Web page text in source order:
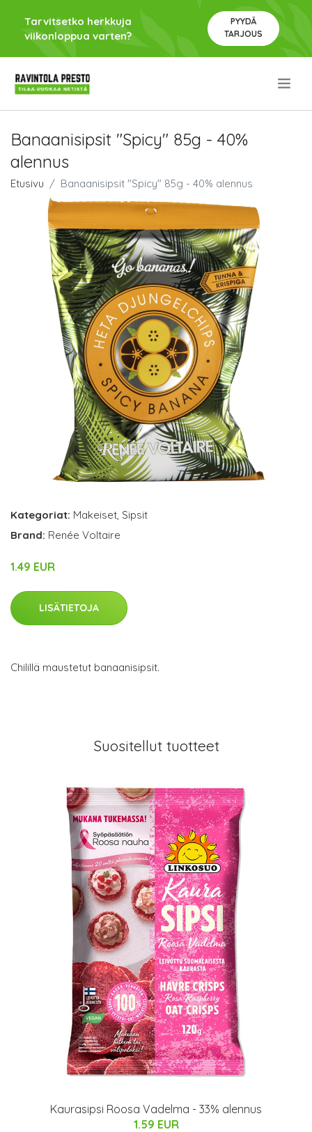
Tarvitsetko herkkuja
viikonloppua varten?
PYYDÄ
TARJOUS
Banaanisipsit "Spicy" 85g - 40%
alennus
Etusivu Banaanisipsit "Spicy" 85g - 40% alennus
Kategoriat: Makeiset, Sipsit
Brand: Renée Voltaire
1.49 EUR
LISÄTIETOJA
Chilillä maustetut banaanisipsit.
Suositellut tuotteet
Kaurasipsi Roosa Vadelma - 33% alennus
1.59 EUR